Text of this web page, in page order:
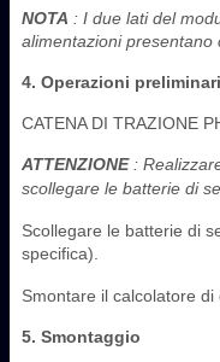
NOTA : I due lati del
alimentazioni presentano
4. Operazioni preliminari
CATENA DI TRAZIONE
ATTENZIONE:
scollegare le batterie di
Scollegare le batterie di
specifica).
Smontare il calcolatore
5. Smontaggio